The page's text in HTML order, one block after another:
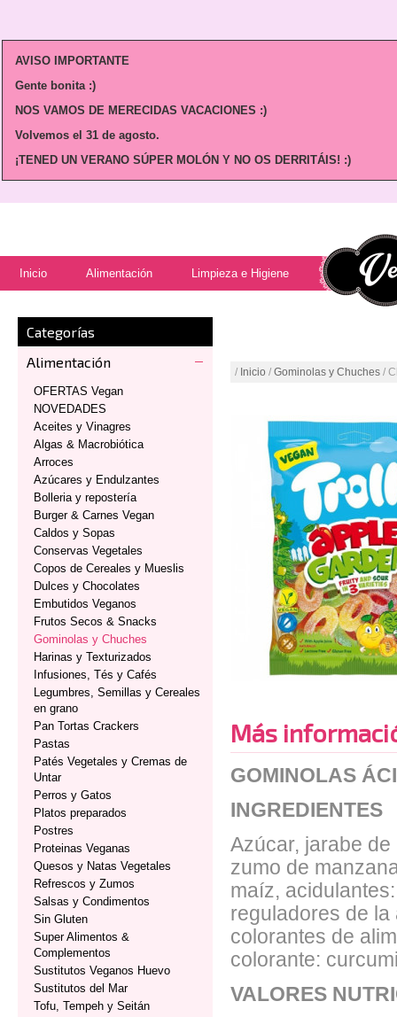
AVISO IMPORTANTE
Gente bonita :)
NOS VAMOS DE MERECIDAS VACACIONES :)
Volvemos el 31 de agosto.
¡TENED UN VERANO SÚPER MOLÓN Y NO OS DERRITÁIS! :)
Inicio Alimentación Limpieza e Higiene
Categorías
Alimentación
OFERTAS Vegan
NOVEDADES
Aceites y Vinagres
Algas & Macrobiótica
Arroces
Azúcares y Endulzantes
Bolleria y repostería
Burger & Carnes Vegan
Caldos y Sopas
Conservas Vegetales
Copos de Cereales y Mueslis
Dulces y Chocolates
Embutidos Veganos
Frutos Secos & Snacks
Gominolas y Chuches
Harinas y Texturizados
Infusiones, Tés y Cafés
Legumbres, Semillas y Cereales
en grano
Pan Tortas Crackers
Pastas
Patés Vegetales y Cremas de
Untar
Perros y Gatos
Platos preparados
Postres
Proteinas Veganas
Quesos y Natas Vegetales
Refrescos y Zumos
Salsas y Condimentos
Sin Gluten
Super Alimentos &
Complementos
Sustitutos Veganos Huevo
Sustitutos del Mar
Tofu, Tempeh y Seitán
/ Inicio / Gominolas y Chuches /
Más
GOMINOLAS
INGREDIENTES
Azúcar, jarabe
zumo de
maíz,
reguladores de la
colorantes de
colorante:
VALORES